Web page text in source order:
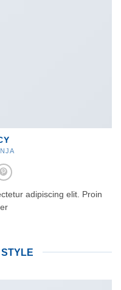
adipiscing elit. Proin